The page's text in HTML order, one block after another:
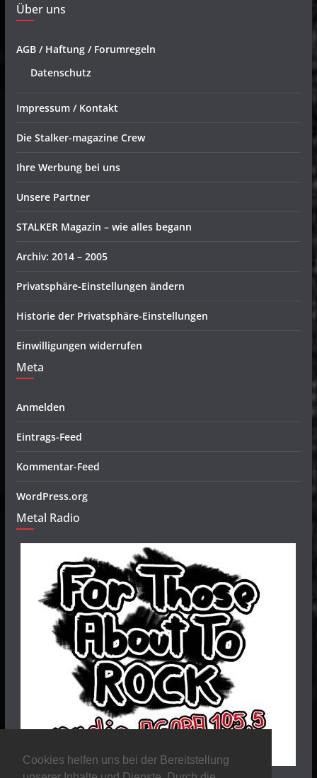
Cookies helfen uns bei der Bereitstellung
Über uns
AGB / Haftung / Forumregeln
Datenschutz
Impressum / Kontakt
Die Stalker-magazine Crew
Ihre Werbung bei uns
Unsere Partner
STALKER Magazin – wie alles begann
Archiv: 2014 – 2005
Privatsphäre-Einstellungen ändern
Historie der Privatsphäre-Einstellungen
Einwilligungen widerrufen
Meta
Anmelden
Eintrags-Feed
Kommentar-Feed
WordPress.org
Metal Radio